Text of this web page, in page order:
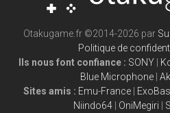
Otakugame.fr ©2014-2026 par
Politique de
Ils nous font confiance : SONY
Blue Microphone
Sites amis : Emu-France
Niindo64
OniMegiri